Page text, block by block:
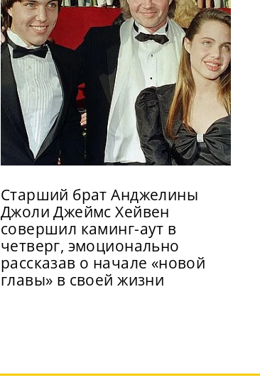
Старший брат Анджелины
Джоли Джеймс Хейвен
совершил каминг-аут в
четверг, эмоционально
рассказав о начале «новой
главы» в своей жизни